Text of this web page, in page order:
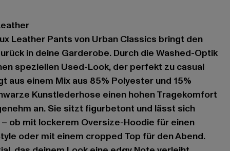
Leather Pants von Urban Classics bringt den
in deine Garderobe. Durch die Washed-Optik
speziellen Used-Look, der perfekt zu casual
aus einem Mix aus 85% Polyester und 15%
Kunstlederhose einen hohen Tragekomfort
an. Sie sitzt figurbetont und lässt sich
ob mit lockerem Oversize-Hoodie für einen
oder mit einem cropped Top für den Abend.